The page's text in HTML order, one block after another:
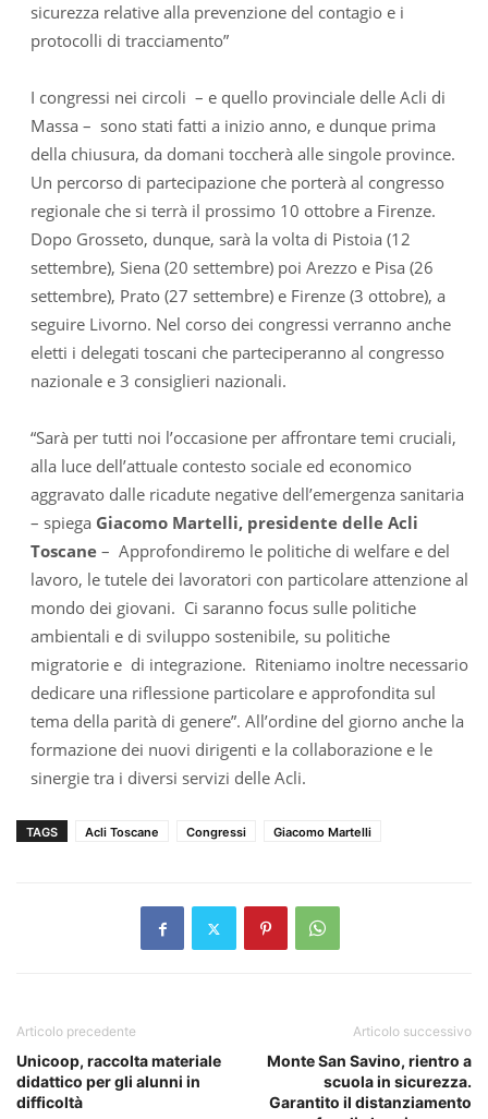
sicurezza relative alla prevenzione del contagio e i
protocolli di tracciamento”
I congressi nei circoli – e quello provinciale delle Acli di
Massa – sono stati fatti a inizio anno, e dunque prima
della chiusura, da domani toccherà alle singole province.
Un percorso di partecipazione che porterà al congresso
regionale che si terrà il prossimo 10 ottobre a Firenze.
Dopo Grosseto, dunque, sarà la volta di Pistoia (12
settembre), Siena (20 settembre) poi Arezzo e Pisa (26
settembre), Prato (27 settembre) e Firenze (3 ottobre), a
seguire Livorno. Nel corso dei congressi verranno anche
eletti i delegati toscani che parteciperanno al congresso
nazionale e 3 consiglieri nazionali.
“Sarà per tutti noi l’occasione per affrontare temi cruciali,
alla luce dell’attuale contesto sociale ed economico
aggravato dalle ricadute negative dell’emergenza sanitaria
– spiega Giacomo Martelli, presidente delle Acli
Toscane– Approfondiremo le politiche di welfare e del
lavoro, le tutele dei lavoratori con particolare attenzione al
mondo dei giovani. Ci saranno focus sulle politiche
ambientali e di sviluppo sostenibile, su politiche
migratorie e di integrazione. Riteniamo inoltre necessario
dedicare una riflessione particolare e approfondita sul
tema della parità di genere”. All’ordine del giorno anche la
formazione dei nuovi dirigenti e la collaborazione e le
sinergie tra i diversi servizi delle Acli.
TAGS Acli Toscane Congressi Giacomo Martelli
Articolo precedente
Unicoop, raccolta materiale
didattico per gli alunni in
difficoltà
Articolo successivo
Monte San Savino, rientro a
scuola in sicurezza.
Garantito il distanziamento